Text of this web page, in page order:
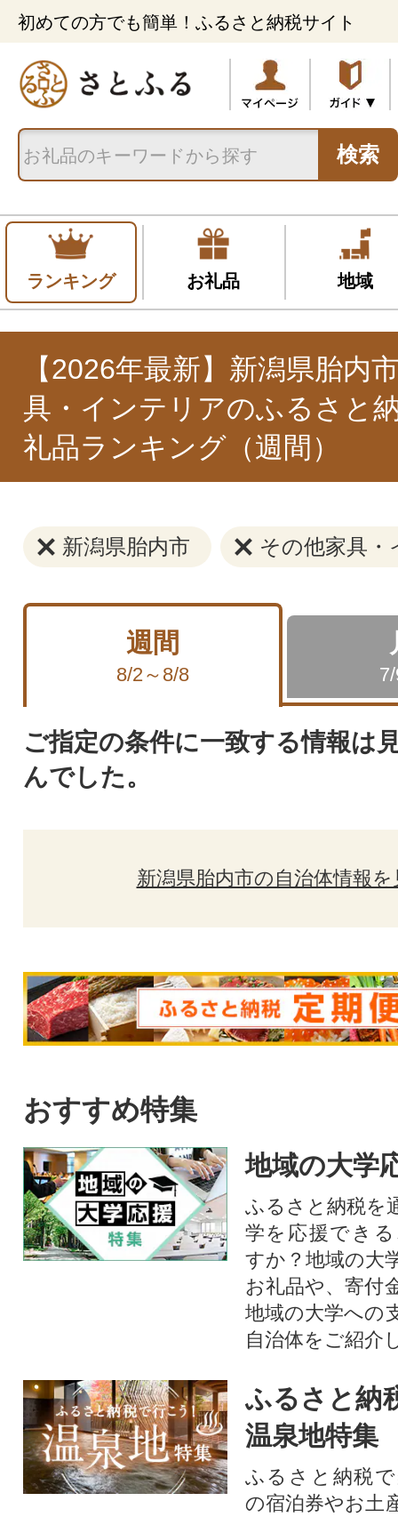
初めての方でも簡単！ふるさと納税サイト
検索
ランキング お礼品 地域
【2026年最新】新潟県胎内
具・インテリアのふるさと
礼品ランキング（週間）
新潟県胎内市 その他家具・
週間
8/2～8/8
ご指定の条件に一致する情報は
んでした。
新潟県胎内市の自治体情報を
おすすめ特集
地域の大学
ふるさと納税を
学を応援でき
すか？地域の大
お礼品や、寄付
地域の大学への
自治体をご紹介
ふるさと納
温泉地特集
ふるさと納税
の宿泊券やお土